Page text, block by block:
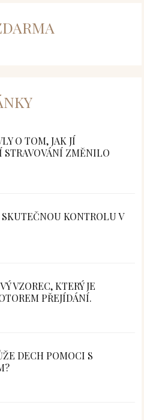
O TOM, JAK JÍ
ZMĚNILO
SKUTEČNOU KONTROLU V
VZOREC, KTERÝ JE
PŘEJÍDÁNÍ.
DECH POMOCI S